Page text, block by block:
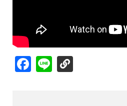
Facebook
Line